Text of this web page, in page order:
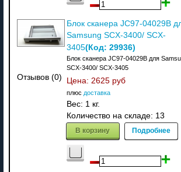
Отзывов (0)
Блок сканера JC97-04029B
Samsung SCX-3400/ SCX-
3405(Код: 29936)
Блок сканера JC97-04029B для
SCX-3400/ SCX-3405
Цена: 2625 руб
плюс доставка
Вес: 1 кг.
Количество на складе: 13
В корзину Подробнее